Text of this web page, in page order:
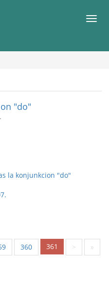
Meni
"do"
la konjunkcion "do"
360 361 > »